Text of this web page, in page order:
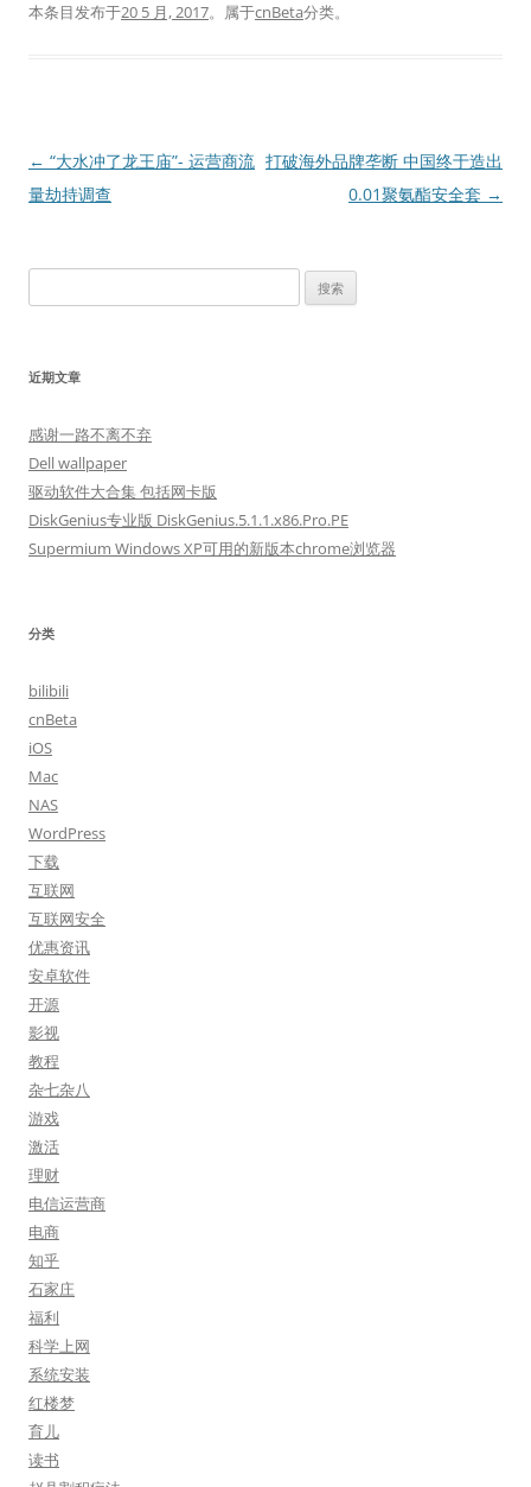
本条目发布于20 5 月, 2017。属于cnBeta分类。
文
章
← “大水冲了龙王庙”- 运营商流
量劫持调查
打破海外品牌垄断 中国终于造出
0.01聚氨酯安全套 →
索：
近期文章
感谢一路不离不弃
Dell wallpaper
驱动软件大合集 包括网卡版
DiskGenius专业版 DiskGenius.5.1.1.x86.Pro.PE
Supermium Windows XP可用的新版本chrome浏览器
分类
bilibili
cnBeta
iOS
Mac
NAS
WordPress
下载
互联网
互联网安全
优惠资讯
安卓软件
开源
影视
教程
杂七杂八
游戏
激活
理财
电信运营商
电商
知乎
石家庄
福利
科学上网
系统安装
红楼梦
育儿
读书